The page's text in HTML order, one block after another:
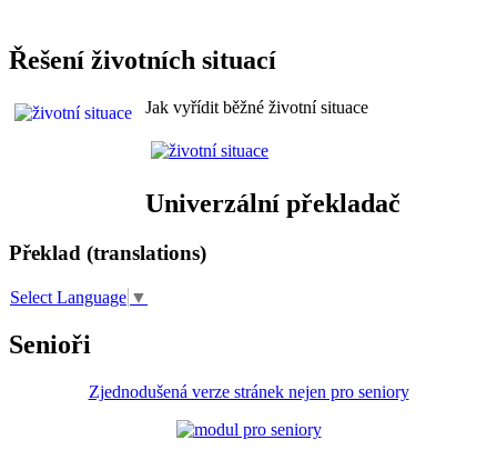
Řešení životních situací
Jak vyřídit běžné životní situace
Univerzální překladač
Překlad (translations)
Select Language ▼
Senioři
Zjednodušená verze stránek nejen pro seniory